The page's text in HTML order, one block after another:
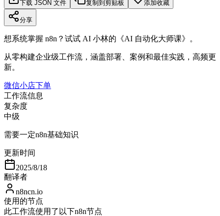
下载 JSON 文件 复制到剪贴板 添加收藏
分享
想系统掌握 n8n？试试 AI 小林的《AI 自动化大师课》。
从零构建企业级工作流，涵盖部署、案例和最佳实践，高频更
新。
微信小店下单
工作流信息
复杂度
中级
需要一定n8n基础知识
更新时间
2025/8/18
翻译者
n8ncn.io
使用的节点
此工作流使用了以下n8n节点